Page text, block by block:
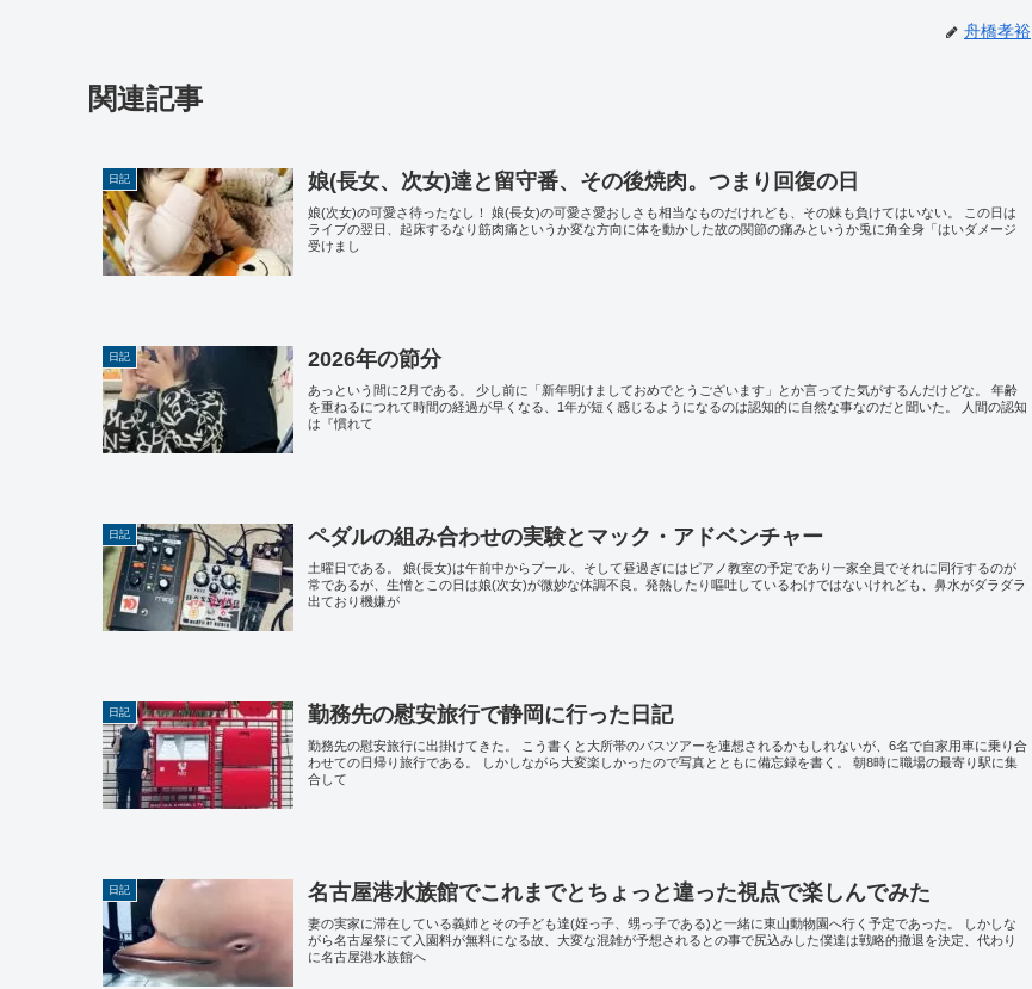
舟橋孝裕
関連記事
日記 娘(長女、次女)達と留守番、その後焼肉。つまり回復の日
娘(次女)の可愛さ待ったなし！ 娘(長女)の可愛さ愛おしさも相当なものだけれども、その妹も負けてはいない。 この日は
ライブの翌日、起床するなり筋肉痛というか変な方向に体を動かした故の関節の痛みというか兎に角全身「はいダメージ
受けまし
日記 2026年の節分
あっという間に2月である。 少し前に「新年明けましておめでとうございます」とか言ってた気がするんだけどな。 年齢
を重ねるにつれて時間の経過が早くなる、1年が短く感じるようになるのは認知的に自然な事なのだと聞いた。 人間の認知
は『慣れて
日記 ペダルの組み合わせの実験とマック・アドベンチャー
土曜日である。 娘(長女)は午前中からプール、そして昼過ぎにはピアノ教室の予定であり一家全員でそれに同行するのが
常であるが、生憎とこの日は娘(次女)が微妙な体調不良。発熱したり嘔吐しているわけではないけれども、鼻水がダラダラ
出ており機嫌が
日記 勤務先の慰安旅行で静岡に行った日記
勤務先の慰安旅行に出掛けてきた。 こう書くと大所帯のバスツアーを連想されるかもしれないが、6名で自家用車に乗り合
わせての日帰り旅行である。 しかしながら大変楽しかったので写真とともに備忘録を書く。 朝8時に職場の最寄り駅に集
合して
日記 名古屋港水族館でこれまでとちょっと違った視点で楽しんでみた
妻の実家に滞在している義姉とその子ども達(姪っ子、甥っ子である)と一緒に東山動物園へ行く予定であった。 しかしな
がら名古屋祭にて入園料が無料になる故、大変な混雑が予想されるとの事で尻込みした僕達は戦略的撤退を決定、代わり
に名古屋港水族館へ